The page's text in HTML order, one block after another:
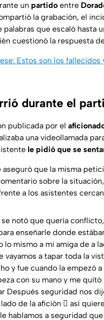
un partido entre
la grabación, el
que escaló hasta
cuestionó la respuesta
Estos son los
durante el
publicada por el
una videollamada
le pidió que se
aseguró que la misma
sobre la
a los asistentes
notó que quería
enseñarle donde
mismo a mi amiga de a
vayamos a tapar toda la
y fue cuando la empezó
con su mano y me
Después seguridad nos
de la afición 🫪 así
hablamos a seguridad